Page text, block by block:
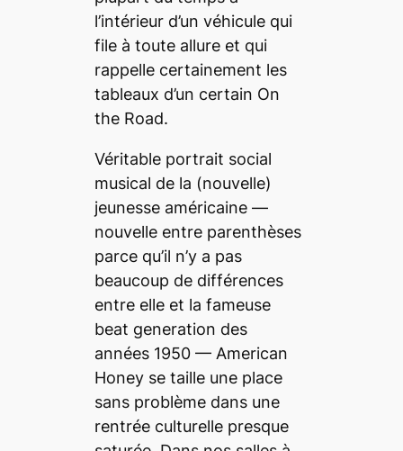
l’intérieur d’un véhicule qui
file à toute allure et qui
rappelle certainement les
tableaux d’un certain On
the Road.
Véritable portrait social
musical de la (nouvelle)
jeunesse américaine —
nouvelle entre parenthèses
parce qu’il n’y a pas
beaucoup de différences
entre elle et la fameuse
beat generation des
années 1950 — American
Honeyse taille une place
sans problème dans une
rentrée culturelle presque